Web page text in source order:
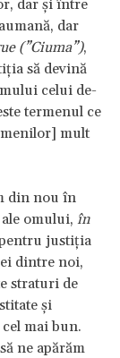
dar și între
dar
(”Ciuma”),
să devină
celui de-
termenul ce
mult
din nou în
omului, în
justiția
dintre noi,
straturi de
și
mai bun.
ne apărăm